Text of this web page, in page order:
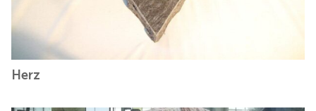
Herz